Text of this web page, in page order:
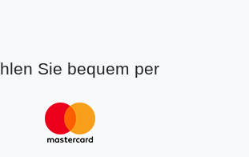
Sie bequem per